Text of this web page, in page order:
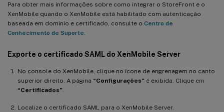
Para obter mais informações sobre como integrar o StoreFront e o
XenMobile quando o XenMobile está habilitado com autenticação
baseada em domínio e certificado, consulte o Centro de
Conhecimento de Suporte
Exporte o certificado SAML do XenMobile Server
No console do XenMobile, clique no ícone de engrenagem no canto
superior direito. A página “Configurações” é exibida. Clique em
“Certificados”
Localize o certificado SAML para o XenMobile Server.